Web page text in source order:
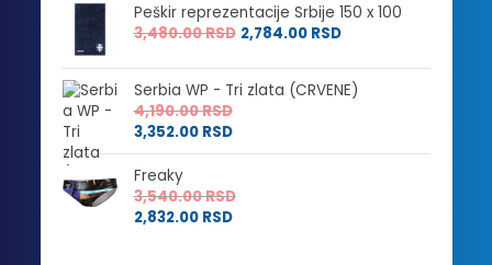
Peškir reprezentacije Srbije 150 x 100
3,480.00RSD 2,784.00 RSD
Serbia WP - Tri zlata (CRVENE)
4,190.00RSD
3,352.00 RSD
Freaky
3,540.00RSD
2,832.00 RSD